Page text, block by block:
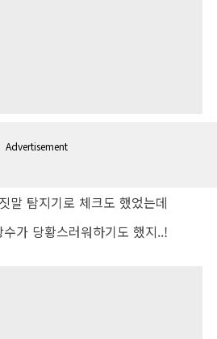
Advertisement
말 탐지기로 체크도 했었는데
수가 당황스러워하기도 했지..!